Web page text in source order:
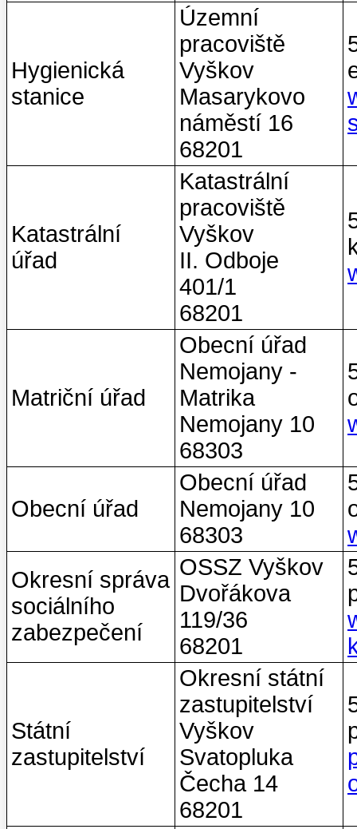
Hygienická
stanice
Územní
pracoviště
Vyškov
Masarykovo
náměstí 16
68201
Katastrální
úřad
Katastrální
pracoviště
Vyškov
II. Odboje
401/1
68201
Matriční úřad
Obecní úřad
Nemojany -
Matrika
Nemojany 10
68303
Obecní úřad
Obecní úřad
Nemojany 10
68303
Okresní správa
sociálního
zabezpečení
OSSZ Vyškov
Dvořákova
119/36
68201
Státní
zastupitelství
Okresní státní
zastupitelství
Vyškov
Svatopluka
Čecha 14
68201